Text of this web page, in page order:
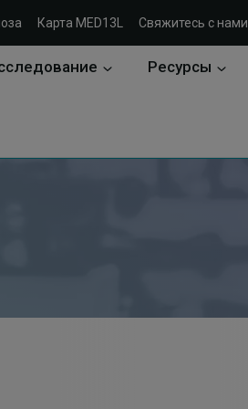
Карта MED13L Свяжитесь с нами
Ресурсы